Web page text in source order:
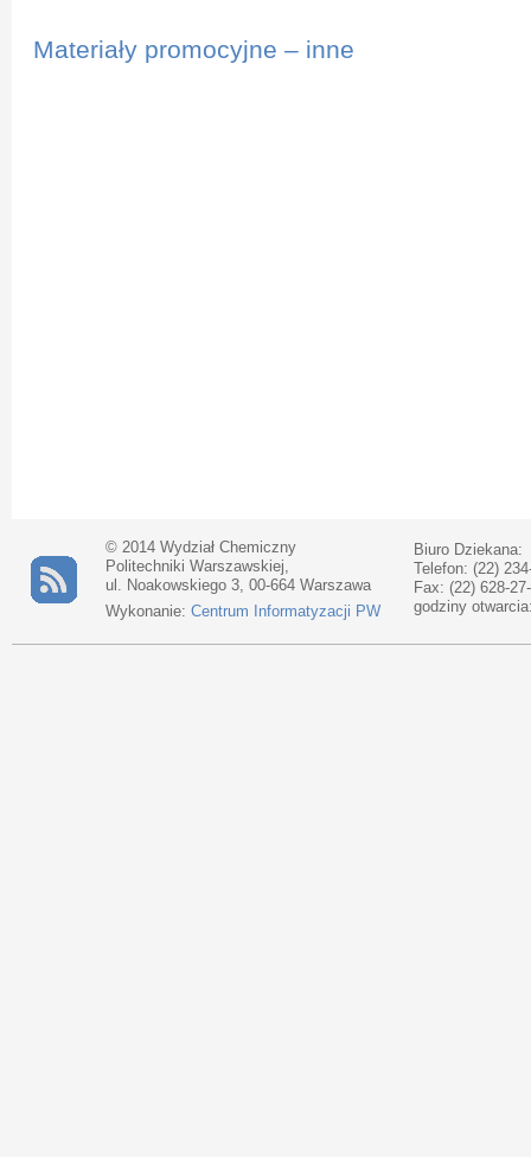
Materiały promocyjne – inne
© 2014 Wydział Chemiczny
Politechniki Warszawskiej,
ul. Noakowskiego 3, 00-664 Warszawa
Wykonanie: Centrum Informatyzacji PW
Biuro Dziekana:
Telefon: (22)
Fax: (22) 628-
godziny